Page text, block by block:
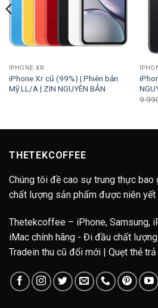
IPHONE XR
iPhone Xr cũ (99%) | Phiên bản
Mỹ LL/A | ZIN NGUYÊN BẢN
THETEKCOFFEE
Chúng tôi đề cao sự trung thực bao
chất lượng sản phẩm được niên yết
Thetekcoffee – iPhone, Samsung,
iMac chính hãng - Đi đầu chất
Tradein thu cũ đổi mới | Quẹt thẻ